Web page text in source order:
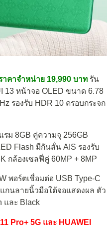
าคาจำหน่าย 19,990 บาท รัน
13 หน้าจอ OLED ขนาด 6.78
รองรับ HDR 10 ครอบกระจก
รม 8GB คู่ความจุ 256GB
Flash มีกันสั่น AIS รองรับ
กล้องเซลฟี่คู่ 60MP + 8MP
พอร์ตเชื่อมต่อ USB Type-C
กนลายนิ้วมือใต้จอแสดงผล ตัว
และ Black
Pro+ 5G และ HUAWEI